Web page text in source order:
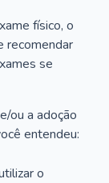
físico, o
recomendar
se
ou a adoção
entendeu:
o